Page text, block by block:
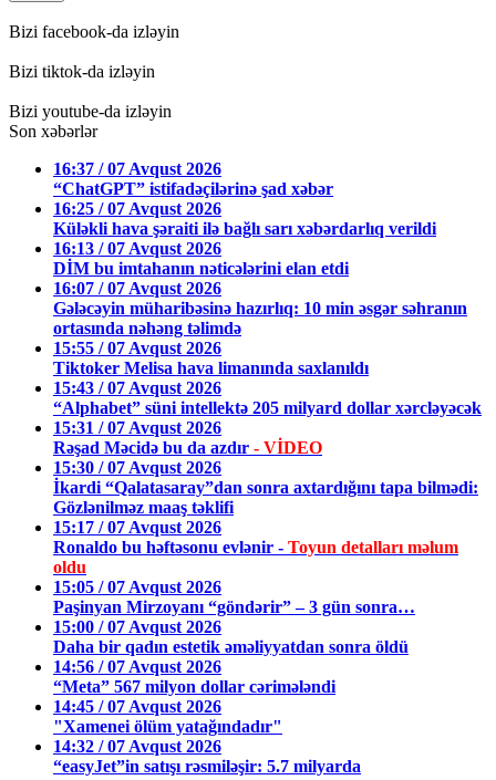
Bizi facebook-da izləyin
Bizi tiktok-da izləyin
Bizi youtube-da izləyin
Son xəbərlər
16:37 / 07 Avqust 2026
“ChatGPT” istifadəçilərinə şad xəbər
16:25 / 07 Avqust 2026
Küləkli hava şəraiti ilə bağlı sarı xəbərdarlıq verildi
16:13 / 07 Avqust 2026
DİM bu imtahanın nəticələrini elan etdi
16:07 / 07 Avqust 2026
Gələcəyin müharibəsinə hazırlıq: 10 min əsgər səhranın
ortasında nəhəng təlimdə
15:55 / 07 Avqust 2026
Tiktoker Melisa hava limanında saxlanıldı
15:43 / 07 Avqust 2026
“Alphabet” süni intellektə 205 milyard dollar xərcləyəcək
15:31 / 07 Avqust 2026
Rəşad Məcidə bu da azdır - VİDEO
15:30 / 07 Avqust 2026
İkardi “Qalatasaray”dan sonra axtardığını tapa bilmədi:
Gözlənilməz maaş təklifi
15:17 / 07 Avqust 2026
Ronaldo bu həftəsonu evlənir - Toyun detalları məlum
oldu
15:05 / 07 Avqust 2026
Paşinyan Mirzoyanı “göndərir” – 3 gün sonra…
15:00 / 07 Avqust 2026
Daha bir qadın estetik əməliyyatdan sonra öldü
14:56 / 07 Avqust 2026
“Meta” 567 milyon dollar cərimələndi
14:45 / 07 Avqust 2026
"Xamenei ölüm yatağındadır"
14:32 / 07 Avqust 2026
“easyJet”in satışı rəsmiləşir: 5.7 milyarda